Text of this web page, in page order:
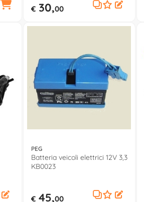
€30,00
PEG
Batteria veicoli elettrici 12V 3,3
KB0023
€45,00